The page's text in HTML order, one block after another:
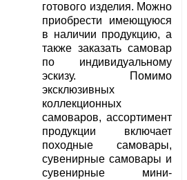
готового изделия. Можно
приобрести имеющуюся
в наличии продукцию, а
также заказать самовар
по индивидуальному
эскизу. Помимо
эксклюзивных
коллекционных
самоваров, ассортимент
продукции включает
походные самовары,
сувенирные самовары и
сувенирные мини-